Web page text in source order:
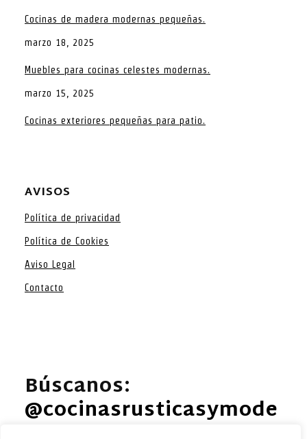
Cocinas de madera modernas pequeñas.
marzo 18, 2025
Muebles para cocinas celestes modernas.
marzo 15, 2025
Cocinas exteriores pequeñas para patio.
AVISOS
Política de privacidad
Política de Cookies
Aviso Legal
Contacto
Búscanos:
@cocinasrusticasymode